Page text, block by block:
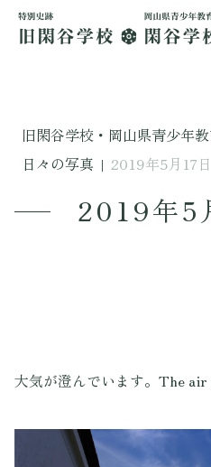
旧閑谷学校・岡山県青少年
日々の写真 | 2019年5月17日
2019年5
大気が澄んでいます。The